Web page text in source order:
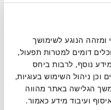
ועיבוד מידע כאמור.
כל כך הרבה מילות אהבה נאמרות ב- 14.2, בכל השפות שבעולם,
בל, ממציא הטלפון, שרשם